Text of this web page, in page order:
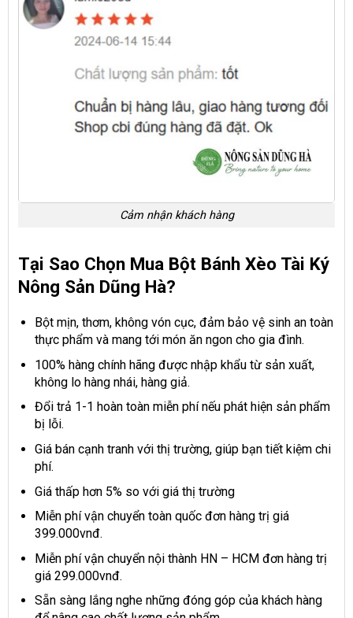
Cảm nhận khách hàng
Tại Sao Chọn Mua Bột Bánh Xèo Tài Ký
Nông Sản Dũng Hà?
Bột mịn, thơm, không vón cục, đảm bảo vệ sinh an toàn
thực phẩm và mang tới món ăn ngon cho gia đình.
100% hàng chính hãng được nhập khẩu từ sản xuất,
không lo hàng nhái, hàng giả.
Đổi trả 1-1 hoàn toàn miễn phí nếu phát hiện sản phẩm
bị lỗi.
Giá bán cạnh tranh với thị trường, giúp bạn tiết kiệm chi
phí.
Giá thấp hơn 5% so với giá thị trường
Miễn phí vận chuyển toàn quốc đơn hàng trị giá
399.000vnđ.
Miễn phí vận chuyển nội thành HN – HCM đơn hàng trị
giá 299.000vnđ.
Sẵn sàng lắng nghe những đóng góp của khách hàng